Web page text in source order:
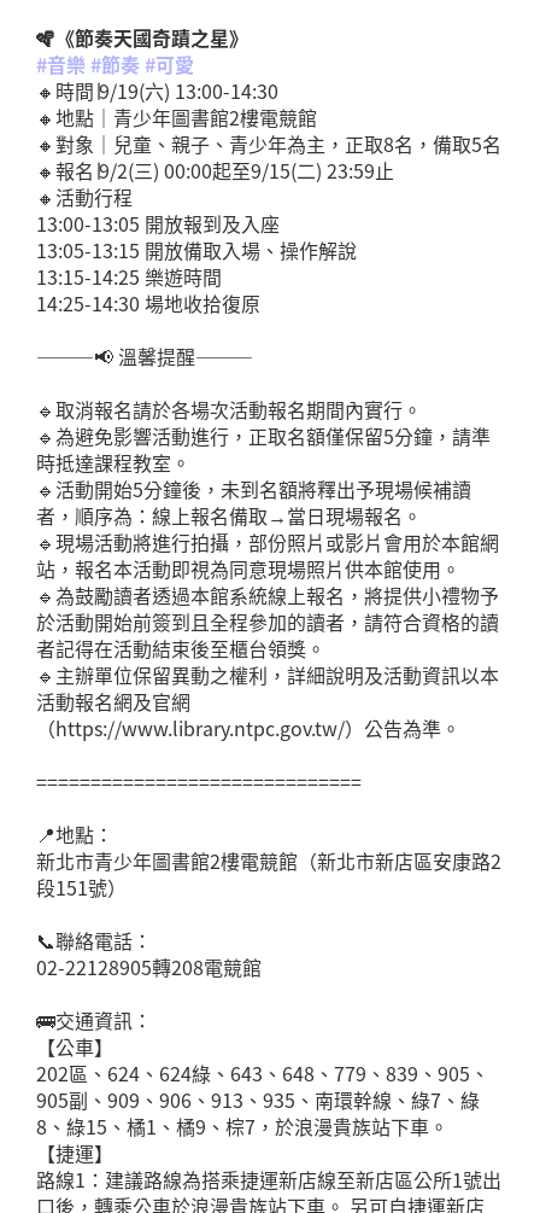
🪇《節奏天國奇蹟之星》
#音樂 #節奏 #可愛
🔸時間∣9/19(六) 13:00-14:30
🔸地點｜青少年圖書館2樓電競館
🔸對象｜兒童、親子、青少年為主，正取8名，備取5名
🔸報名∣9/2(三) 00:00起至9/15(二) 23:59止
🔸活動行程
13:00-13:05 開放報到及入座
13:05-13:15 開放備取入場、操作解說
13:15-14:25 樂遊時間
14:25-14:30 場地收拾復原
———📢 溫馨提醒———
🔹取消報名請於各場次活動報名期間內實行。
🔹為避免影響活動進行，正取名額僅保留5分鐘，請準
時抵達課程教室。
🔹活動開始5分鐘後，未到名額將釋出予現場候補讀
者，順序為：線上報名備取→當日現場報名。
🔹現場活動將進行拍攝，部份照片或影片會用於本館網
站，報名本活動即視為同意現場照片供本館使用。
🔹為鼓勵讀者透過本館系統線上報名，將提供小禮物予
於活動開始前簽到且全程參加的讀者，請符合資格的讀
者記得在活動結束後至櫃台領獎。
🔹主辦單位保留異動之權利，詳細說明及活動資訊以本
活動報名網及官網
（https://www.library.ntpc.gov.tw/）公告為準。
==============================
📍地點：
新北市青少年圖書館2樓電競館（新北市新店區安康路2
段151號）
📞聯絡電話：
02-22128905轉208電競館
🚌交通資訊：
【公車】
202區、624、624綠、643、648、779、839、905、
905副、909、906、913、935、南環幹線、綠7、綠
8、綠15、橘1、橘9、棕7，於浪漫貴族站下車。
【捷運】
路線1：建議路線為搭乘捷運新店線至新店區公所1號出
口後，轉乘公車於浪漫貴族站下車。 另可自捷運新店